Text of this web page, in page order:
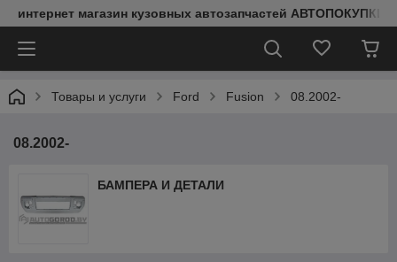
интернет магазин кузовных автозапчастей АВТОПОКУПКИ
Товары и услуги Ford Fusion 08.2002-
08.2002-
БАМПЕРА И ДЕТАЛИ